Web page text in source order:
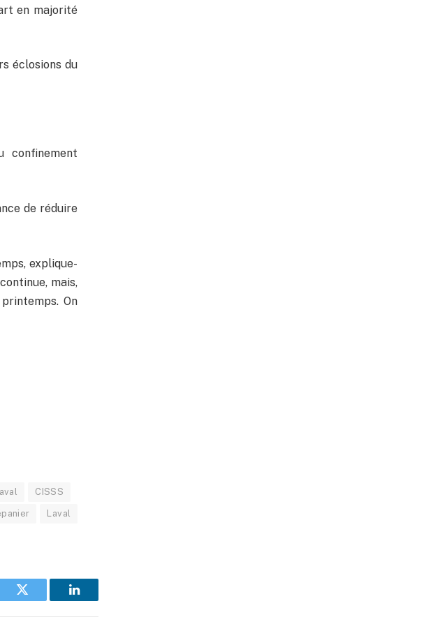
en majorité
éclosions du
confinement
de réduire
explique-
mais,
On
CISSS
Laval
Twitter LinkedIn